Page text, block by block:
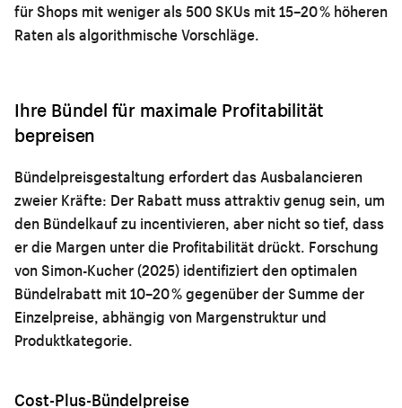
für Shops mit weniger als 500 SKUs mit 15–20 % höheren
Raten als algorithmische Vorschläge.
Ihre Bündel für maximale Profitabilität
bepreisen
Bündelpreisgestaltung erfordert das Ausbalancieren
zweier Kräfte: Der Rabatt muss attraktiv genug sein, um
den Bündelkauf zu incentivieren, aber nicht so tief, dass
er die Margen unter die Profitabilität drückt. Forschung
von Simon-Kucher (2025) identifiziert den optimalen
Bündelrabatt mit 10–20 % gegenüber der Summe der
Einzelpreise, abhängig von Margenstruktur und
Produktkategorie.
Cost-Plus-Bündelpreise